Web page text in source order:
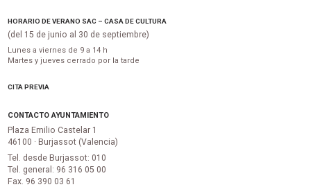
HORARIO DE VERANO SAC – CASA DE CULTURA
(del 15 de junio al 30 de septiembre)
Lunes a viernes de 9 a 14 h
Martes y jueves cerrado por la tarde
CITA PREVIA
CONTACTO AYUNTAMIENTO
Plaza Emilio Castelar 1
46100 · Burjassot (Valencia)
Tel. desde Burjassot: 010
Tel. general: 96 316 05 00
Fax. 96 390 03 61